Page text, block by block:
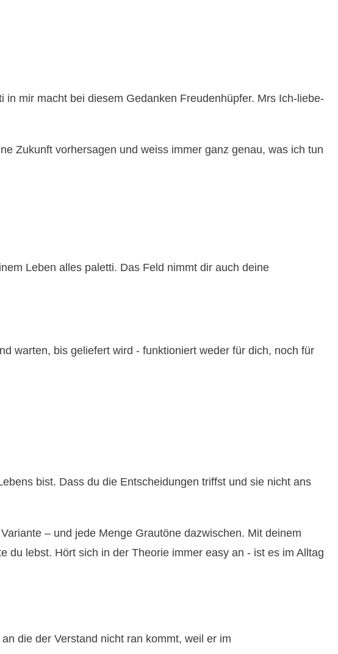
mir macht bei diesem Gedanken Freudenhüpfer. Mrs Ich-liebe-
Zukunft vorhersagen und weiss immer ganz genau, was ich tun
Leben alles paletti. Das Feld nimmt dir auch deine
warten, bis geliefert wird - funktioniert weder für dich, noch für
bist. Dass du die Entscheidungen triffst und sie nicht ans
– und jede Menge Grautöne dazwischen. Mit deinem
du lebst. Hört sich in der Theorie immer easy an - ist es im Alltag
die der Verstand nicht ran kommt, weil er im